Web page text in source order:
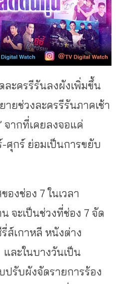
ะครรีรันลงผังเพิ่มขึ้น
ายช่วงละครรีรันภาคเช้า
จากที่เคยลงจอแค่
ศุกร์ ย่อมเป็นการขยับ
องช่อง 7 ในเวลา
จะเป็นช่วงที่ช่อง 7 จัด
ส์เกาหลี หนังต่าง
ละในบางวันเป็น
ปรับผังจัดรายการร้อง